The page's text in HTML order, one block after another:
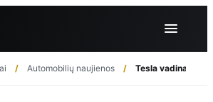
Automobilių naujienos Tesla vadinamoji